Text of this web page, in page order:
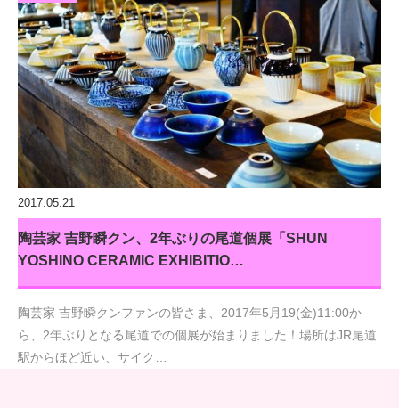
2017.05.21
陶芸家 吉野瞬クン、2年ぶりの尾道個展「SHUN
YOSHINO CERAMIC EXHIBITIO…
陶芸家 吉野瞬クンファンの皆さま、2017年5月19(金)11:00か
ら、2年ぶりとなる尾道での個展が始まりました！場所はJR尾道
駅からほど近い、サイク…